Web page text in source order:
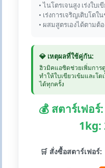
• ไนโตรเจนสูง เร่งใบเ
• เร่งการเจริญเติบโตใ
• ผสมสูตรเองได้ตามต้
💎 เหตุผลที่ใช้คู่กัน:
ฮิวมิคแอซิดช่วยเพิ่มการ
ทำให้ใบเขียวเข้มและโ
ได้ทุกครั้ง
💰 สตาร์เฟอ
1kg:
🛒 สั่งซื้อสตาร์เฟอร์: